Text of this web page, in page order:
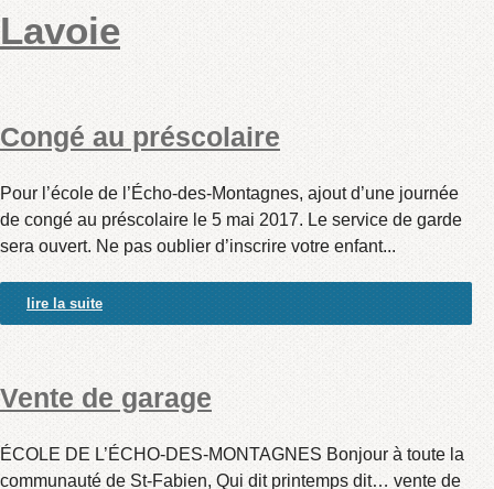
Lavoie
Congé au préscolaire
Pour l’école de l’Écho-des-Montagnes, ajout d’une journée
de congé au préscolaire le 5 mai 2017. Le service de garde
sera ouvert. Ne pas oublier d’inscrire votre enfant...
lire la suite
Vente de garage
ÉCOLE DE L’ÉCHO-DES-MONTAGNES Bonjour à toute la
communauté de St-Fabien, Qui dit printemps dit… vente de